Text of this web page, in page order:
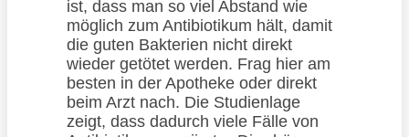
ist, dass man so viel Abstand wie
möglich zum Antibiotikum hält, damit
die guten Bakterien nicht direkt
wieder getötet werden. Frag hier am
besten in der Apotheke oder direkt
beim Arzt nach. Die Studienlage
zeigt, dass dadurch viele Fälle von